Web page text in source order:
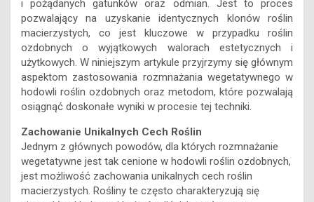
i pożądanych gatunków oraz odmian. Jest to proces
pozwalający na uzyskanie identycznych klonów roślin
macierzystych, co jest kluczowe w przypadku roślin
ozdobnych o wyjątkowych walorach estetycznych i
użytkowych. W niniejszym artykule przyjrzymy się głównym
aspektom zastosowania rozmnażania wegetatywnego w
hodowli roślin ozdobnych oraz metodom, które pozwalają
osiągnąć doskonałe wyniki w procesie tej techniki.
Zachowanie Unikalnych Cech Roślin
Jednym z głównych powodów, dla których rozmnażanie
wegetatywne jest tak cenione w hodowli roślin ozdobnych,
jest możliwość zachowania unikalnych cech roślin
macierzystych. Rośliny te często charakteryzują się